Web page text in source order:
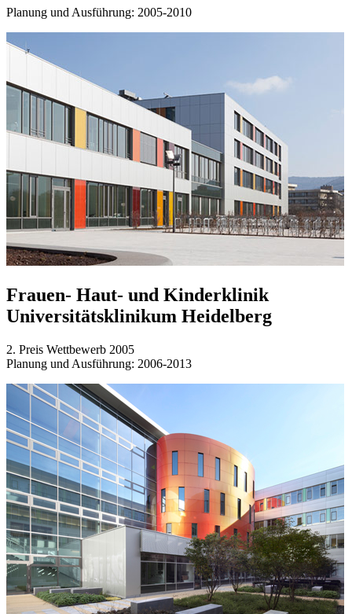
Planung und Ausführung: 2005-2010
Frauen- Haut- und Kinderklinik
Universitätsklinikum Heidelberg
2. Preis Wettbewerb 2005
Planung und Ausführung: 2006-2013